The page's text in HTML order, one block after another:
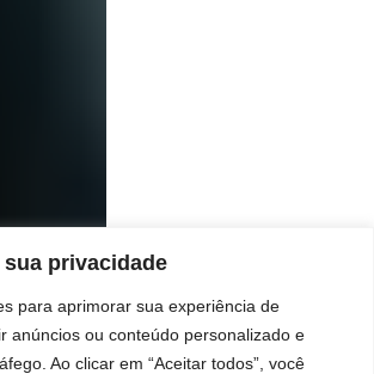
privacidade
para aprimorar sua experiência de
anúncios ou conteúdo personalizado e
Ao clicar em “Aceitar todos”, você